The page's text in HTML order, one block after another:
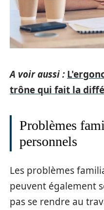
A voir aussi :
trône qui fait la
Problèmes
personnels
Les problèmes
peuvent également
pas se rendre au